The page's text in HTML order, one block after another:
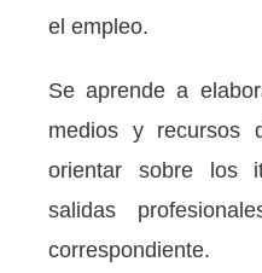
el empleo.
Se aprende a
medios y recursos
orientar sobre los
salidas
correspondiente.